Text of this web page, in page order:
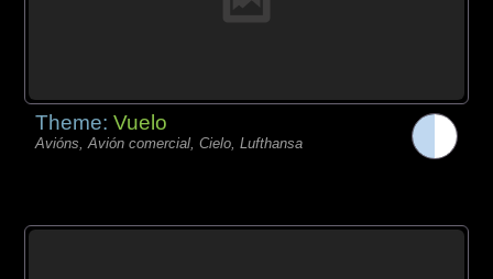
Theme:Vuelo
Avións, Avión comercial, Cielo, Lufthansa